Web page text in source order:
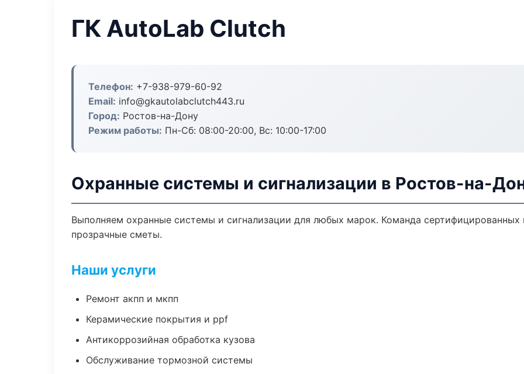
ГК AutoLab Clutch
Телефон: +7-938-979-60-92
Email: info@gkautolabclutch443.ru
Город: Ростов-на-Дону
Режим работы: Пн-Сб: 08:00-20:00, Вс: 10:00-17:00
Охранные системы и сигнализации в Ростов-на-
Выполняем охранные системы и сигнализации для любых марок. Команда сертифицированных
прозрачные сметы.
Наши услуги
Ремонт акпп и мкпп
Керамические покрытия и ppf
Антикоррозийная обработка кузова
Обслуживание тормозной системы